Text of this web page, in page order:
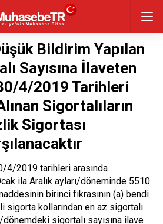
Bildirim Yapılan
Sayısına İlaveten
4/2019 Tarihleri
Sigortalıların
Sigortası
4/2019 tarihleri arasında
ila Aralık ayları/döneminde 5510
birinci fıkrasının (a) bendi
sigorta kollarından en az sigortalı
sigortalı sayısına ilave